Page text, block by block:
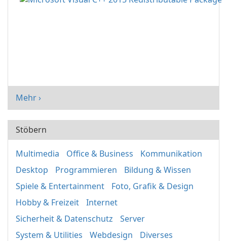
Mehr ›
Stöbern
Multimedia Office & Business
Kommunikation
Desktop
Programmieren
Bildung & Wissen
Spiele & Entertainment
Foto, Grafik & Design
Hobby & Freizeit
Internet
Sicherheit & Datenschutz
Server
System & Utilities
Webdesign Diverses